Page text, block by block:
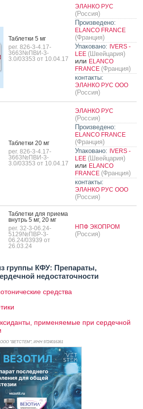
Таб­летки 5 мг
рег. 826-3-4.17-
3663№ПВИ-3-
3.0/03353 от 10.04.17
ЭЛАНКО РУС
(Россия)
Произведено:
ELANCO FRANCE
(Франция)
Упаковано: IVERS -
LEE (Швейцария)
или ELANCO
FRANCE (Франция)
контакты:
ЭЛАНКО РУС ООО
(Россия)
Таб­летки 20 мг
рег. 826-3-4.17-
3663№ПВИ-3-
3.0/03353 от 10.04.17
ЭЛАНКО РУС
(Россия)
Произведено:
ELANCO FRANCE
(Франция)
Упаковано: IVERS -
LEE (Швейцария)
или ELANCO
FRANCE (Франция)
контакты:
ЭЛАНКО РУС ООО
(Россия)
Таб­летки для при­ема
внутрь 5 мг, 20 мг
рег. 32-3-06.24-
5129№ПВР-3-
06.24/03939 от
26.03.24
НПФ ЭКОПРОМ
(Россия)
группы КФУ: Препараты,
недостаточности
средства
применяемые при сердечной
ООО "ВЕТСТЕМ", ИНН 9724016361